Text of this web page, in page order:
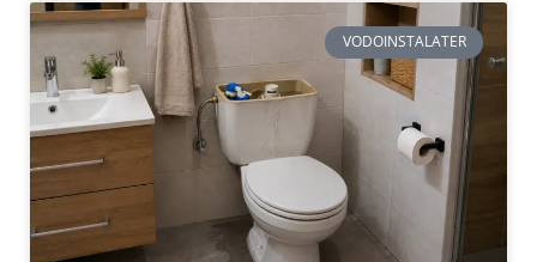
VODOINSTALATER